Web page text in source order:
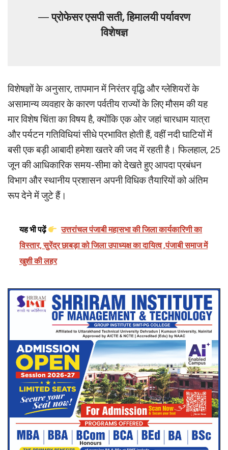
—प्रोफेसर एसपी सती, हिमालयी पर्यावरण
विशेषज्ञ
विशेषज्ञों के अनुसार, तापमान में निरंतर वृद्धि और ग्लेशियरों के
असामान्य व्यवहार के कारण पर्वतीय राज्यों के लिए मौसम की यह
मार विशेष चिंता का विषय है, क्योंकि एक ओर जहां चारधाम यात्रा
और पर्यटन गतिविधियां सीधे प्रभावित होती हैं, वहीं नदी घाटियों में
बसी एक बड़ी आबादी हमेशा खतरे की जद में रहती है। फिलहाल, 25
जून की आधिकारिक समय-सीमा को देखते हुए आपदा प्रबंधन
विभाग और स्थानीय प्रशासन अपनी विधिक तैयारियों को अंतिम
रूप देने में जुटे हैं।
यह भी पढ़ें
उत्तरांचल पंजाबी महासभा की जिला कार्यकारिणी का
विस्तार, सुरेंद्र छाबड़ा को जिला उपाध्यक्ष का दायित्व ,पंजाबी समाज में
खुशी की लहर